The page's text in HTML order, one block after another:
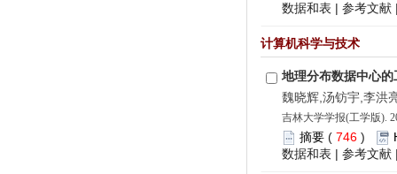
数据和表 | 参考文献
计算机科学与技术
地理分布数据中心
魏晓辉,汤钫宇,李洪
吉林大学学报(工学版).
摘要 ( 746 )
数据和表 | 参考文献